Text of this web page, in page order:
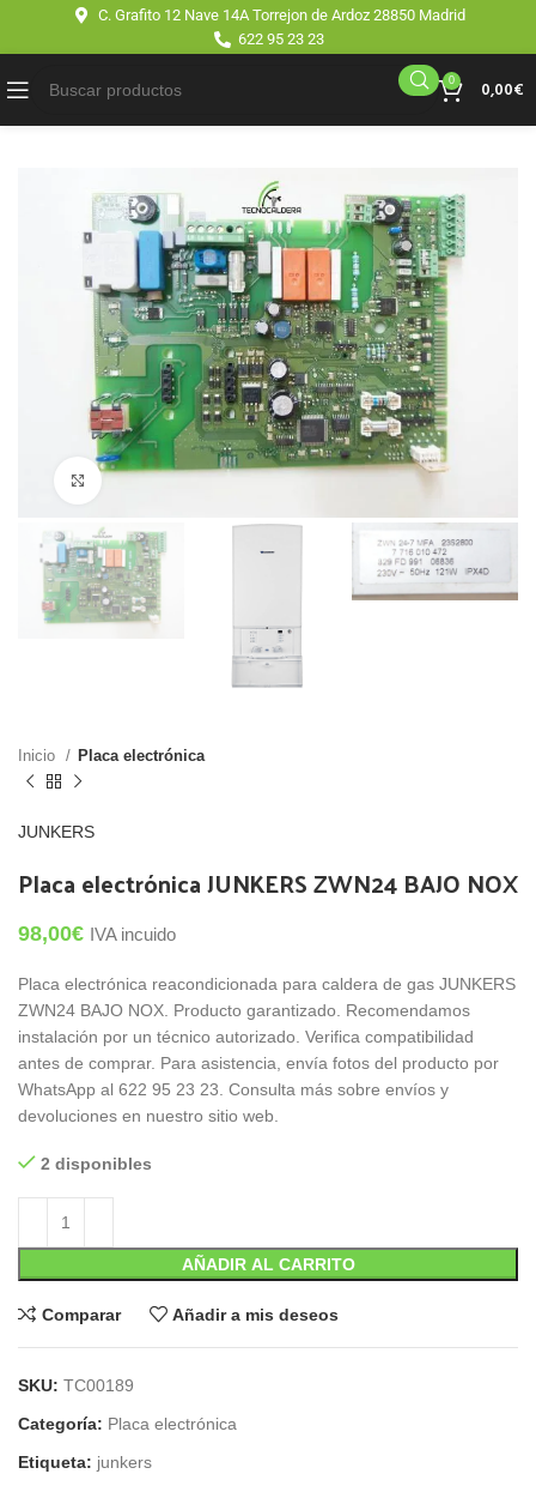
C. Grafito 12 Nave 14A Torrejon de Ardoz 28850 Madrid
622 95 23 23
0 0,00€
Click para agrandar
Inicio Placa electrónica
JUNKERS
Placa electrónica JUNKERS ZWN24 BAJO NOX
98,00€ IVA incuido
Placa electrónica reacondicionada para caldera de gas JUNKERS
ZWN24 BAJO NOX. Producto garantizado. Recomendamos
instalación por un técnico autorizado. Verifica compatibilidad
antes de comprar. Para asistencia, envía fotos del producto por
WhatsApp al 622 95 23 23. Consulta más sobre envíos y
devoluciones en nuestro sitio web.
2 disponibles
AÑADIR AL CARRITO
Comparar Añadir a mis deseos
SKU: TC00189
Categoría: Placa electrónica
Etiqueta: junkers